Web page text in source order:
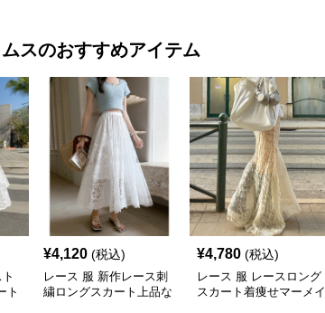
スのおすすめアイテム
ト
¥4,120 (税込)
レース 服 新作レース刺
繍ロングスカート上品な
¥4,780 (税込)
レース 服 レースロング
スカート着痩せマーメイ